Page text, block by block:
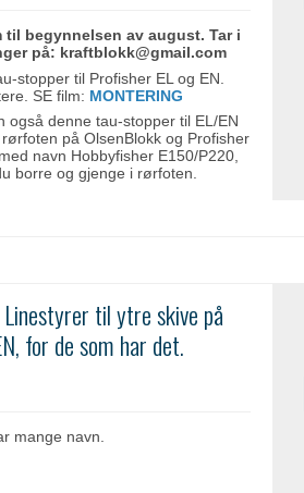
til begynnelsen av august. Tar i
på: kraftblokk@gmail.com
stopper til Profisher EL og EN.
SE film: MONTERING
også denne tau-stopper til EL/EN
på OlsenBlokk og Profisher
navn Hobbyfisher E150/P220,
borre og gjenge i rørfoten.
til ytre skive på
for de som har det.
mange navn.